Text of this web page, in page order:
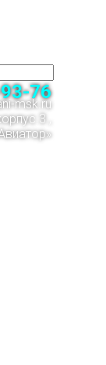
76
msk.ru
3 ,